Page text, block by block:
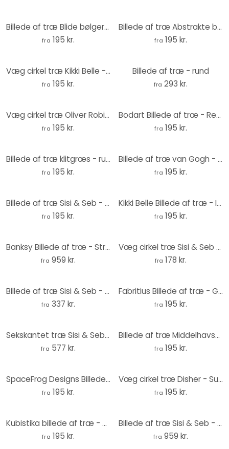
Billede af træ Blide bølger på stranden - Sisi & Seb - Rund
fra 195 kr.
Billede af træ Abstrakte bølger i skumringens lys - Alpenglow Workshop - Round
fra 195 kr.
Væg cirkel træ Kikki Belle - Jungle Jive
fra 195 kr.
Billede af træ - rund
fra 293 kr.
Væg cirkel træ Oliver Robins - Noahs Ark
fra 195 kr.
Bodart Billede af træ - Retro Eiffeltårn med regnbue - Rundt
fra 195 kr.
Billede af træ klitgræs - rund
fra 195 kr.
Billede af træ van Gogh - Mandelblomst - Rund
fra 195 kr.
Billede af træ Sisi & Seb - Grisling - Rund
fra 195 kr.
Kikki Belle Billede af træ - Indfødte dyr i skoven - Rund
fra 195 kr.
Banksy Billede af træ - Street art sæt - Rundt (3 stk.)
fra 959 kr.
Væg cirkel træ Sisi & Seb - Pampas
fra 178 kr.
Billede af træ Sisi & Seb - Varmluftsballon - Rund
fra 337 kr.
Fabritius Billede af træ - Guldfinken - Rund
fra 195 kr.
Sekskantet træ Sisi & Seb - Sommerdrøm ved havet-sæt (3 dele)
fra 577 kr.
Billede af træ Middelhavshusets facade i Lissabon - Zwart - Round
fra 195 kr.
SpaceFrog Designs Billede af træ - Retro sommer - Rund
fra 195 kr.
Væg cirkel træ Disher - Summer Flower
fra 195 kr.
Kubistika billede af træ - Vinterdrøm - Rund
fra 195 kr.
Billede af træ Sisi & Seb - Sommerfølelsessæt - Rundt (3 dele)
fra 959 kr.